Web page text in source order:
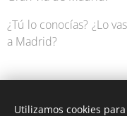
¿Tú lo conocías? ¿Lo
a Madrid?
Utilizamos cookies